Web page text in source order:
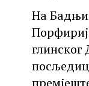
На
глинског